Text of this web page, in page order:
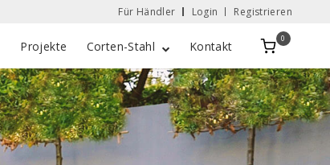
Für Händler Login Registrieren
Projekte Corten-Stahl Kontakt
Zobacz
0